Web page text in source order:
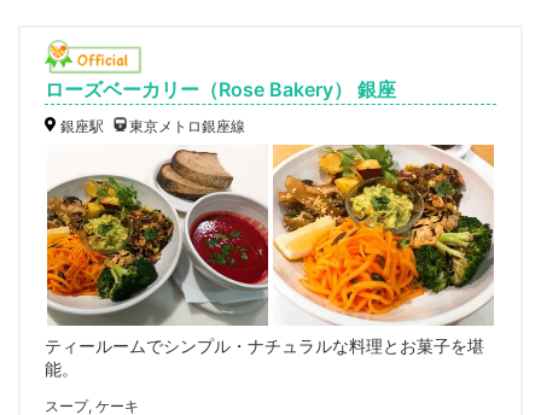
ローズベーカリー（Rose Bakery） 銀座
銀座駅 東京メトロ銀座線
ティールームでシンプル・ナチュラルな料理とお菓子を堪
能。
スープ, ケーキ